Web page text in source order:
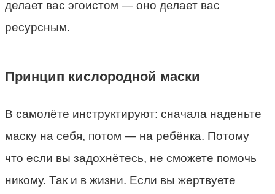
делает вас эгоистом — оно делает вас
ресурсным.
Принцип кислородной маски
В самолёте инструктируют: сначала наденьте
маску на себя, потом — на ребёнка. Потому
что если вы задохнётесь, не сможете помочь
никому. Так и в жизни. Если вы жертвуете